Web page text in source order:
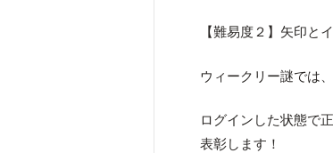
【難易度２】矢印と
ウィークリー謎では
ログインした状態で
表彰します！